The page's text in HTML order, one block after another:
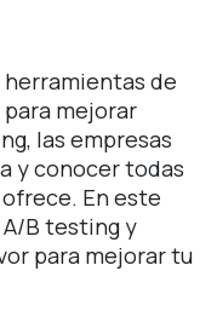
de
mejorar
las empresas
y conocer todas
En este
B testing y
para mejorar tu